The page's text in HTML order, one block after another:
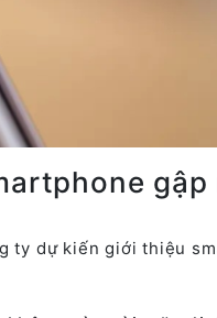
gập
ty dự kiến giới thiệu